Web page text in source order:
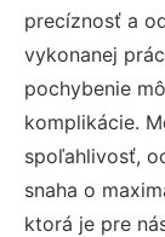
precíznosť a
vykonanej
pochybenie
komplikácie.
spoľahlivosť,
snaha o
ktorá je pre